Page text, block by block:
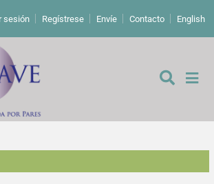
sesión Regístrese Envíe Contacto English